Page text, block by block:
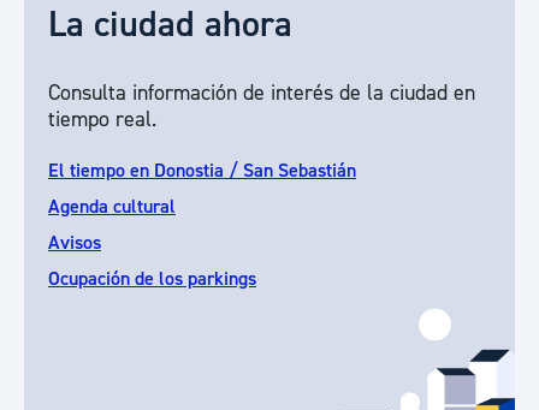
La ciudad ahora
Consulta información de interés de la ciudad en
tiempo real.
El tiempo en Donostia / San Sebastián
Agenda cultural
Avisos
Ocupación de los parkings